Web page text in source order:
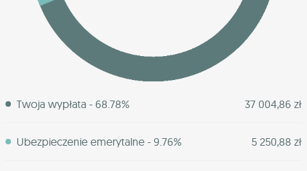
Twoja wypłata - 68.78% 37 004,86 zł
Ubezpieczenie emerytalne - 9.76% 5 250,88 zł